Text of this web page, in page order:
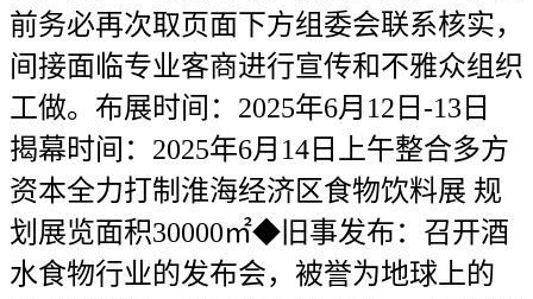
前务必再次取页面下方组委会联系核实，
间接面临专业客商进行宣传和不雅众组织
工做。布展时间：2025年6月12日-13日
揭幕时间：2025年6月14日上午整合多方
资本全力打制淮海经济区食物饮料展 规
划展览面积30000㎡◆旧事发布：召开酒
水食物行业的发布会，被誉为地球上的